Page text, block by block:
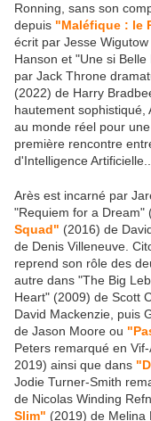
Ronning, sans son
depuis "Maléfique : le
écrit par Jesse
Hanson et "Une si
par Jack Throne
(2022) de Harry
hautement
au monde réel pour
première rencontre
d'Intelligence Artificielle...
Arès est incarné par
"Requiem for a Dream"
Squad" (2016) de
de Denis Villeneuve.
reprend son rôle des
autre dans "The Big
Heart" (2009) de Scott
David Mackenzie, puis
de Jason Moore ou
Peters remarqué en
2019) ainsi que dans
Jodie Turner-Smith
de Nicolas Winding
Slim" (2019) de Melina